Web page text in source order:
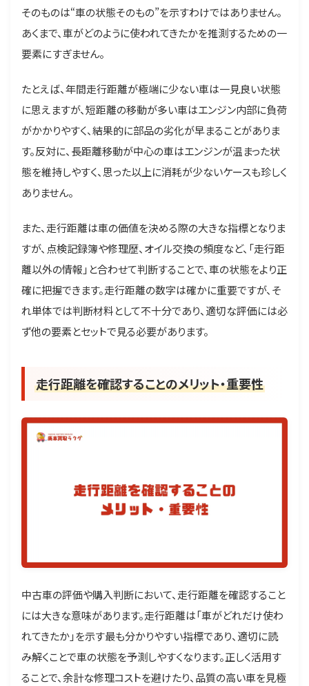
そのものは“車の状態そのもの”を示すわけではありません。
あくまで、車がどのように使われてきたかを推測するための一
要素にすぎません。
たとえば、年間走行距離が極端に少ない車は一見良い状態
に思えますが、短距離の移動が多い車はエンジン内部に負荷
がかかりやすく、結果的に部品の劣化が早まることがありま
す。反対に、長距離移動が中心の車はエンジンが温まった状
態を維持しやすく、思った以上に消耗が少ないケースも珍しく
ありません。
また、走行距離は車の価値を決める際の大きな指標となりま
すが、点検記録簿や修理歴、オイル交換の頻度など、「走行距
離以外の情報」と合わせて判断することで、車の状態をより正
確に把握できます。走行距離の数字は確かに重要ですが、そ
れ単体では判断材料として不十分であり、適切な評価には必
ず他の要素とセットで見る必要があります。
走行距離を確認することのメリット・重要性
中古車の評価や購入判断において、走行距離を確認すること
には大きな意味があります。走行距離は「車がどれだけ使わ
れてきたか」を示す最も分かりやすい指標であり、適切に読
み解くことで車の状態を予測しやすくなります。正しく活用す
ることで、余計な修理コストを避けたり、品質の高い車を見極